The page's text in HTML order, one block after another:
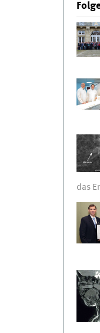
das